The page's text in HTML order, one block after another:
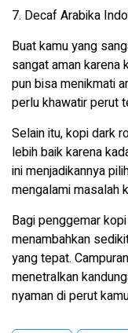
7. Decaf Arabika
Buat kamu yang
sangat aman karena
pun bisa menikmati
perlu khawatir perut
Selain itu, kopi dark
lebih baik karena
ini menjadikannya
mengalami masalah
Bagi penggemar
menambahkan
yang tepat.
menetralkan
nyaman di perut